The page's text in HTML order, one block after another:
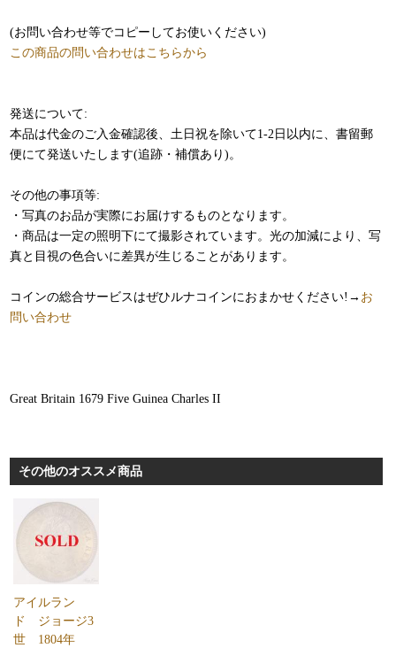
(お問い合わせ等でコピーしてお使いください)
この商品の問い合わせはこちらから
発送について:
本品は代金のご入金確認後、土日祝を除いて1-2日以内に、書留郵
便にて発送いたします(追跡・補償あり)。
その他の事項等:
・写真のお品が実際にお届けするものとなります。
・商品は一定の照明下にて撮影されています。光の加減により、写
真と目視の色合いに差異が生じることがあります。
コインの総合サービスはぜひルナコインにおまかせください!→ お
問い合わせ
Great Britain 1679 Five Guinea Charles II
その他のオススメ商品
アイルラン
ド ジョージ3
世 1804年